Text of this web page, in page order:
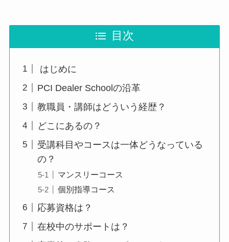
目次
はじめに
PCI Dealer Schoolの沿革
教職員・講師はどういう経歴？
どこにあるの？
受講科目やコースは一体どうなっている
の？
マンスリーコース
個別指導コース
応募資格は？
在校中のサポートは？